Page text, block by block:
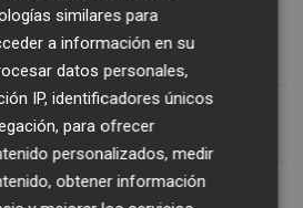
LEVANTE UD
similares para
a información en su
datos personales,
IP, identificadores únicos
para ofrecer
personalizados, medir
obtener información